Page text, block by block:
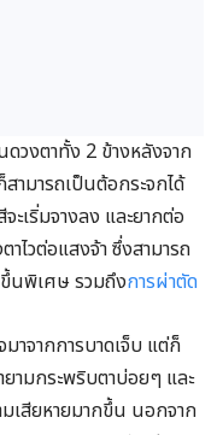
ดวงตาทั้ง 2 ข้างหลังจาก
ามารถเป็นต้อกระจกได้
ะเริ่มจางลง และยากต่อ
ไวต่อแสงจ้า ซึ่งสามารถ
นพิเศษ รวมถึงการผ่าตัด
าจากการบาดเจ็บ แต่ก็
ามกระพริบตาบ่อยๆ และ
มเสียหายมากขึ้น นอกจาก